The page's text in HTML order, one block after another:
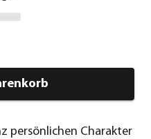
persönlichen Charakter